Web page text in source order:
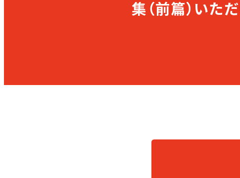
集（前篇）いただ